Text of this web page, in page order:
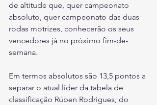
de altitude que, quer campeonato
absoluto, quer campeonato das duas
rodas motrizes, conhecerão os seus
vencedores já no próximo fim-de-
semana.
Em termos absolutos são 13,5 pontos a
separar o atual líder da tabela de
classificação Rúben Rodrigues, do